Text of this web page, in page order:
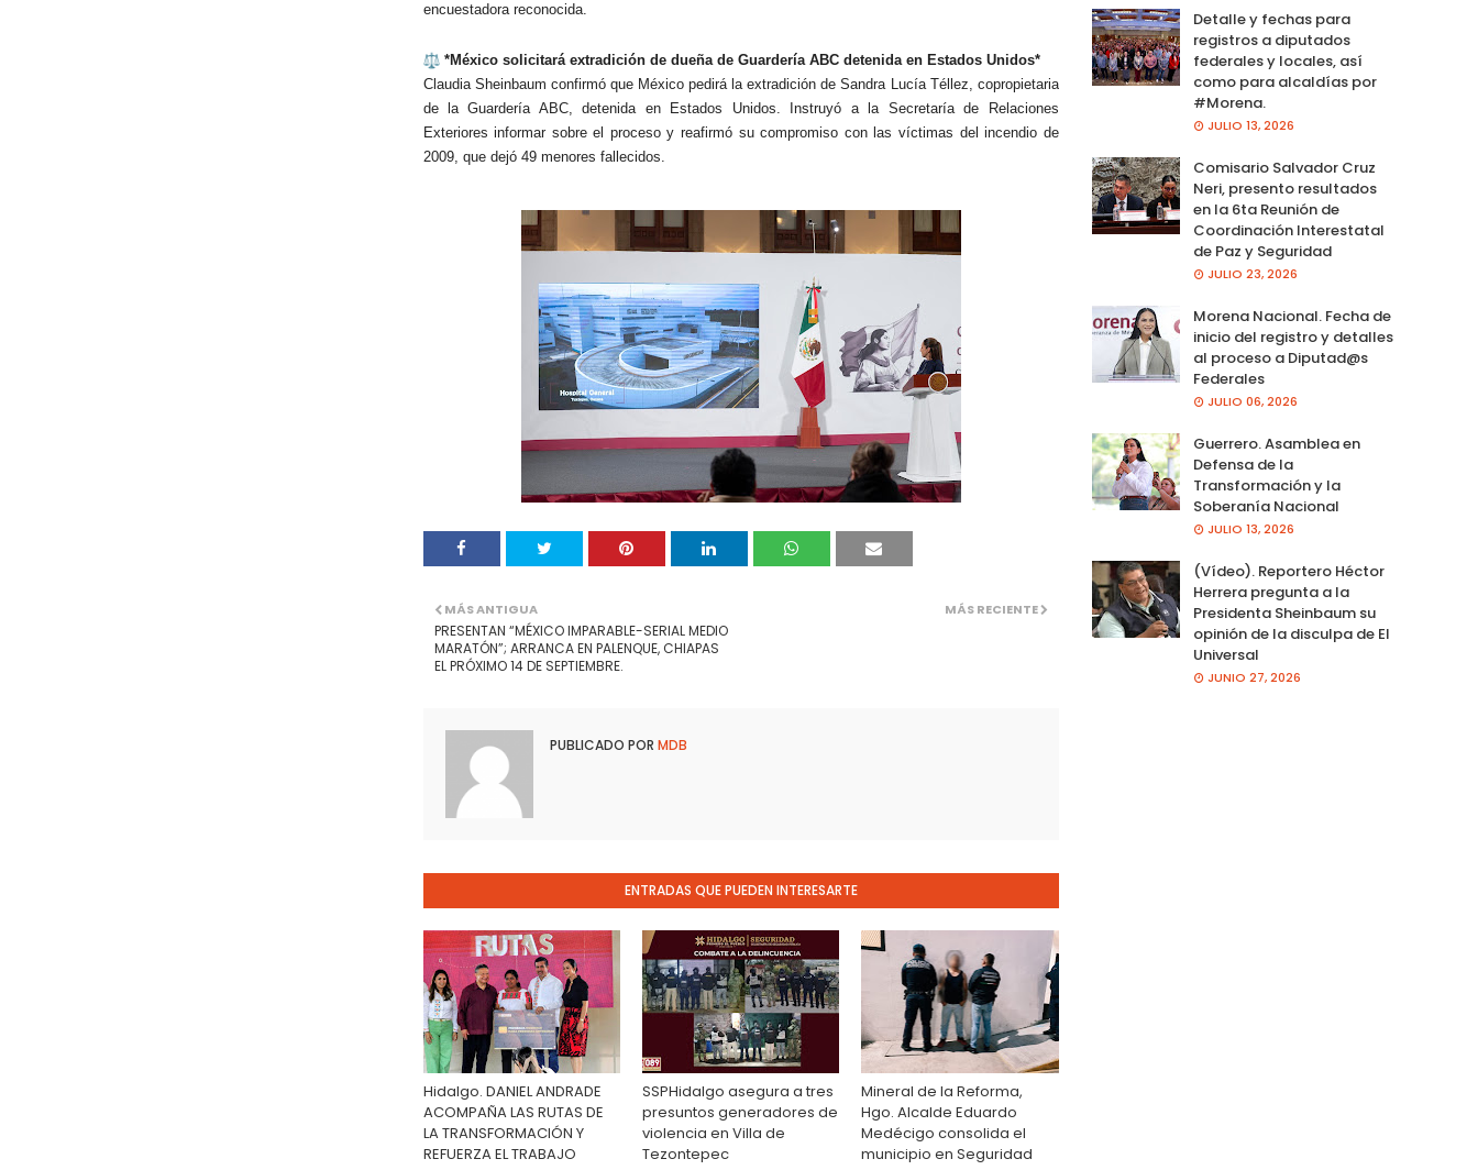
encuestadora reconocida.
*México solicitará extradición de dueña de Guardería ABC detenida en Estados Unidos*
Claudia Sheinbaum confirmó que México pedirá la extradición de Sandra Lucía Téllez, copropietaria
de la Guardería ABC, detenida en Estados Unidos. Instruyó a la Secretaría de Relaciones
Exteriores informar sobre el proceso y reafirmó su compromiso con las víctimas del incendio de
2009, que dejó 49 menores fallecidos.
MÁS RECIENTE
MÁS ANTIGUA
PRESENTAN “MÉXICO IMPARABLE-SERIAL MEDIO
MARATÓN”; ARRANCA EN PALENQUE, CHIAPAS
EL PRÓXIMO 14 DE SEPTIEMBRE.
PUBLICADO POR MDB
ENTRADAS QUE PUEDEN INTERESARTE
Hidalgo. DANIEL ANDRADE
ACOMPAÑA LAS RUTAS DE
LA TRANSFORMACIÓN Y
REFUERZA EL TRABAJO
SSPHidalgo asegura a tres
presuntos generadores de
violencia en Villa de
Tezontepec
Mineral de la Reforma,
Hgo. Alcalde Eduardo
Medécigo consolida el
municipio en Seguridad
Detalle y fechas para
registros a diputados
federales y locales, así
como para alcaldías por
#Morena.
JULIO 13, 2026
Comisario Salvador Cruz
Neri, presento resultados
en la 6ta Reunión de
Coordinación Interestatal
de Paz y Seguridad
JULIO 23, 2026
Morena Nacional. Fecha de
inicio del registro y detalles
al proceso a Diputad@s
Federales
JULIO 06, 2026
Guerrero. Asamblea en
Defensa de la
Transformación y la
Soberanía Nacional
JULIO 13, 2026
(Vídeo). Reportero Héctor
Herrera pregunta a la
Presidenta Sheinbaum su
opinión de la disculpa de El
Universal
JUNIO 27, 2026